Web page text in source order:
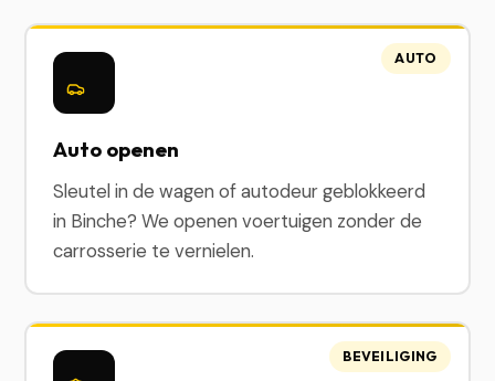
Auto openen
Sleutel in de wagen of autodeur geblokkeerd
in Binche? We openen voertuigen zonder de
carrosserie te vernielen.
AUTO
BEVEILIGING